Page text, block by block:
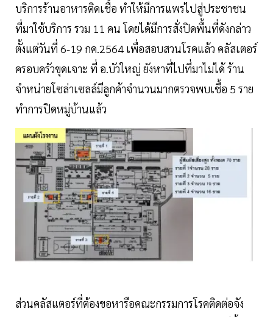
บริการร้านอาหารติดเชื้อ ทำให้มีการแพร่ไปสู่ประชาชน
ที่มาใช้บริการ รวม 11 คน โดยได้มีการสั่งปิดพื้นที่ดังกล่าว
ตั้งแต่วันที่ 6-19 กค.2564 เพื่อสอบสวนโรคแล้ว คลัสเตอร์
ครอบครัวขุดเจาะ ที่ อ.บัวใหญ่ ยังหาที่ไปที่มาไม่ได้ ร้าน
จำหน่ายโซล่าเซลล์มีลูกค้าจำนวนมากตรวจพบเชื้อ 5 ราย
ทำการปิดหมู่บ้านแล้ว
ส่วนคลัสแตอร์ที่ต้องขอหารือคณะกรรมการโรคติดต่อจัง